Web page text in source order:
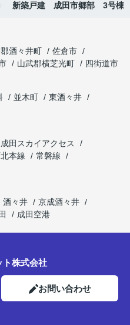
新築戸建 成田市郷部 3号棟
酒々井町
佐倉市
山武郡横芝光町
四街道市
並木町
東酒々井
成田スカイアクセス
本線
常磐線
酒々井
京成酒々井
成田空港
ト株式会社
お問い合わせ